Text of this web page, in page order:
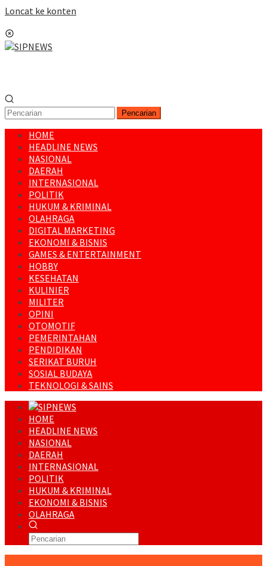
Loncat ke konten
Pencarian
HOME
HEADLINE NEWS
NASIONAL
DAERAH
INTERNASIONAL
POLITIK
HUKUM & KRIMINAL
OLAHRAGA
DIGITAL MARKETING
EKONOMI & BISNIS
GAMES & ENTERTAINMENT
HOBBY
KESEHATAN
KULINIER
MILITER
OPINI
OTOMOTIF
PEMERINTAHAN
PENDIDIKAN
SERIKAT BURUH
SOSIAL BUDAYA
TEKNOLOGI & SAINS
HOME
HEADLINE NEWS
NASIONAL
DAERAH
INTERNASIONAL
POLITIK
HUKUM & KRIMINAL
EKONOMI & BISNIS
OLAHRAGA